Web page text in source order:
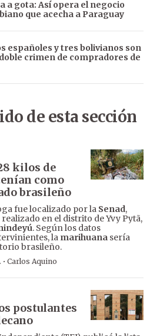
a gota: Así opera el negocio
que acecha a Paraguay
españoles y tres bolivianos son
crimen de compradores de
de esta sección
kilos de
como
brasileño
fue localizado por la Senad,
en el distrito de Yvy Pytã,
. Según los datos
la marihuana sería
brasileño.
· Carlos Aquino
postulantes